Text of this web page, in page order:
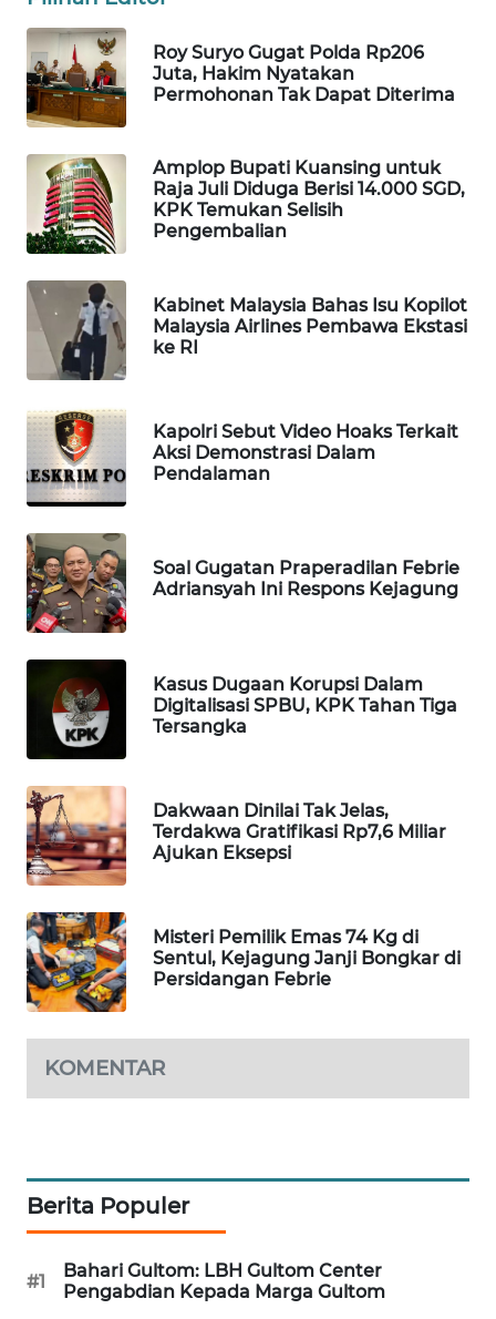
Roy Suryo Gugat Polda Rp206
Juta, Hakim Nyatakan
Permohonan Tak Dapat Diterima
Amplop Bupati Kuansing untuk
Raja Juli Diduga Berisi 14.000 SGD,
KPK Temukan Selisih
Pengembalian
Kabinet Malaysia Bahas Isu Kopilot
Malaysia Airlines Pembawa Ekstasi
ke RI
Kapolri Sebut Video Hoaks Terkait
Aksi Demonstrasi Dalam
Pendalaman
Soal Gugatan Praperadilan Febrie
Adriansyah Ini Respons Kejagung
Kasus Dugaan Korupsi Dalam
Digitalisasi SPBU, KPK Tahan Tiga
Tersangka
Dakwaan Dinilai Tak Jelas,
Terdakwa Gratifikasi Rp7,6 Miliar
Ajukan Eksepsi
Misteri Pemilik Emas 74 Kg di
Sentul, Kejagung Janji Bongkar di
Persidangan Febrie
KOMENTAR
Berita Populer
#1
Bahari Gultom: LBH Gultom Center
Pengabdian Kepada Marga Gultom
WAHANA
LISTRIK
WAHANA
WAHANA
TV
WAHANANEWS
ID
WAHANANEWS
CO ID
WAHANANEWS
NET
SPORT
WAHANA
UMKM
WAHANA
SELEB
PERSONA
WAHANA
OTOMOTIF
WAHANA
HEALTH
WAHANA
DESA
WISATA
Wahana
KONSUMEN
LISTRIK